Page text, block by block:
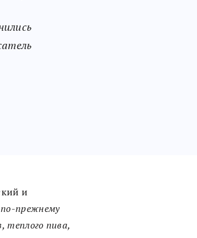
и
прежнему
теплого пива,